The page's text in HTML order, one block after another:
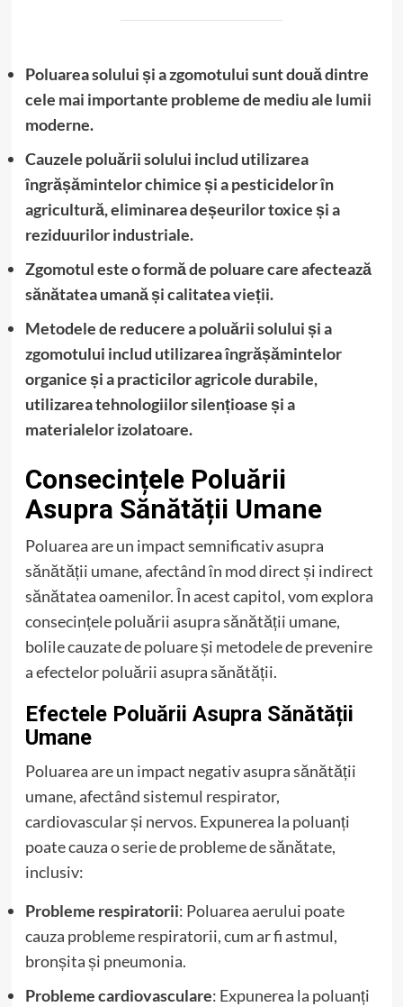
Poluarea solului și a zgomotului sunt două dintre
cele mai importante probleme de mediu ale lumii
moderne.
Cauzele poluării solului includ utilizarea
îngrășămintelor chimice și a pesticidelor în
agricultură, eliminarea deșeurilor toxice și a
reziduurilor industriale.
Zgomotul este o formă de poluare care afectează
sănătatea umană și calitatea vieții.
Metodele de reducere a poluării solului și a
zgomotului includ utilizarea îngrășămintelor
organice și a practicilor agricole durabile,
utilizarea tehnologiilor silențioase și a
materialelor izolatoare.
Consecințele Poluării
Asupra Sănătății Umane
Poluarea are un impact semnificativ asupra
sănătății umane, afectând în mod direct și indirect
sănătatea oamenilor. În acest capitol, vom explora
consecințele poluării asupra sănătății umane,
bolile cauzate de poluare și metodele de prevenire
a efectelor poluării asupra sănătății.
Efectele Poluării Asupra Sănătății
Umane
Poluarea are un impact negativ asupra sănătății
umane, afectând sistemul respirator,
cardiovascular și nervos. Expunerea la poluanți
poate cauza o serie de probleme de sănătate,
inclusiv:
Probleme respiratorii: Poluarea aerului poate
cauza probleme respiratorii, cum ar fi astmul,
bronșita și pneumonia.
Probleme cardiovasculare: Expunerea la poluanți